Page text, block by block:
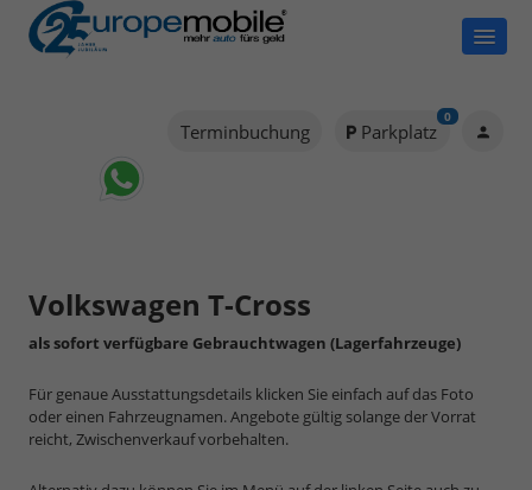
Terminbuchung Parkplatz
0
Volkswagen T-Cross
als sofort verfügbare Gebrauchtwagen (Lagerfahrzeuge)
Für genaue Ausstattungsdetails klicken Sie einfach auf das Foto
oder einen Fahrzeugnamen. Angebote gültig solange der Vorrat
reicht, Zwischenverkauf vorbehalten.